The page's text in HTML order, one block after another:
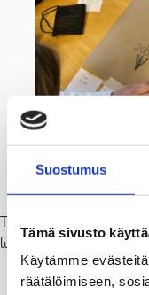
Suostumus
Tämä sivusto
Käytämme
räätälöimiseen,
Kaavoituksen
Tauolla tarjolla oli
luovuus pysyisi huipussa